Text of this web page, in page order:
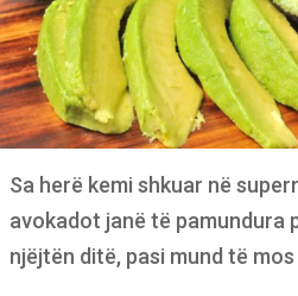
Sa herë kemi shkuar në
avokadot janë të pamundura
njëjtën ditë, pasi mund të mos